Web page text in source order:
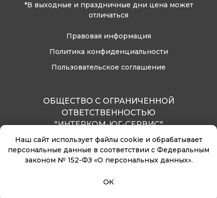
ОБЩЕСТВО С ОГРАНИЧЕННОЙ
ОТВЕТСТВЕННОСТЬЮ
"ИНТЕРКОМ-ЮГ-СЕРВИС"
ОГРН 1040100545836
ИНН 0105043442
*В выходные и праздничные дни цена может
отличаться
Правовая информация
Пользовательское соглашение
Политика конфиденциальности
Наш сайт использует файлы cookie и обрабатывает
персональные данные в соответствии с Федеральным
законом № 152-ФЗ «О персональных данных».
ОК